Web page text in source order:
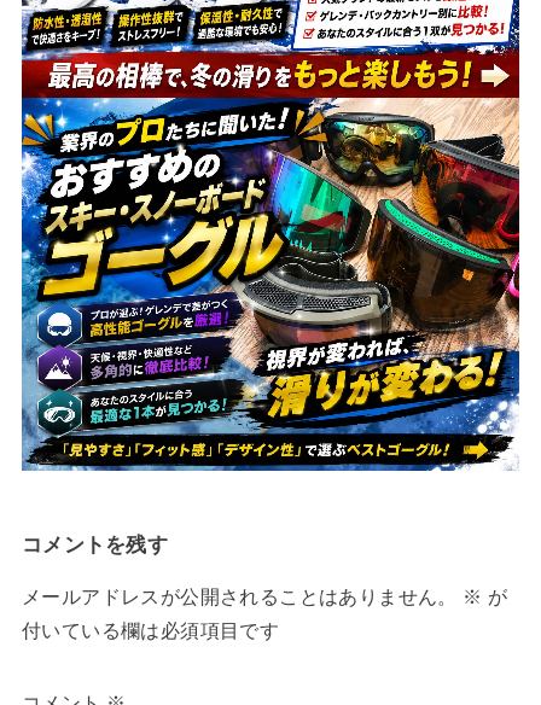
コメントを残す
メールアドレスが公開されることはありません。 ※ が
付いている欄は必須項目です